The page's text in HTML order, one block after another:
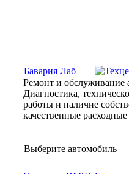
Бавария Лаб
Ремонт и обслуживание
Диагностика,
работы и наличие
качественные
Выберите автомобиль